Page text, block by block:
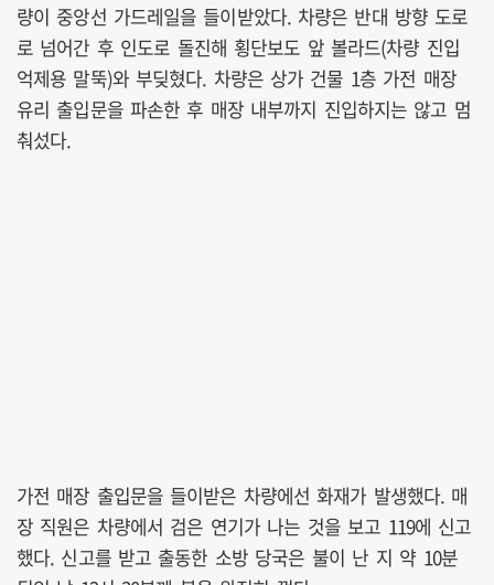
량이 중앙선 가드레일을 들이받았다. 차량은 반대 방향 도로
로 넘어간 후 인도로 돌진해 횡단보도 앞 볼라드(차량 진입
억제용 말뚝)와 부딪혔다. 차량은 상가 건물 1층 가전 매장
유리 출입문을 파손한 후 매장 내부까지 진입하지는 않고 멈
춰섰다.
가전 매장 출입문을 들이받은 차량에선 화재가 발생했다. 매
장 직원은 차량에서 검은 연기가 나는 것을 보고 119에 신고
했다. 신고를 받고 출동한 소방 당국은 불이 난 지 약 10분